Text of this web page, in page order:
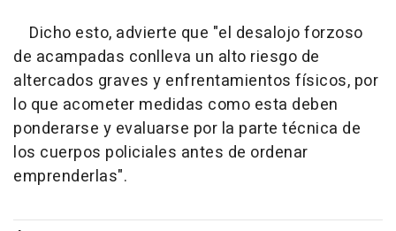
Dicho esto, advierte que "el desalojo forzoso
de acampadas conlleva un alto riesgo de
altercados graves y enfrentamientos físicos, por
lo que acometer medidas como esta deben
ponderarse y evaluarse por la parte técnica de
los cuerpos policiales antes de ordenar
emprenderlas".